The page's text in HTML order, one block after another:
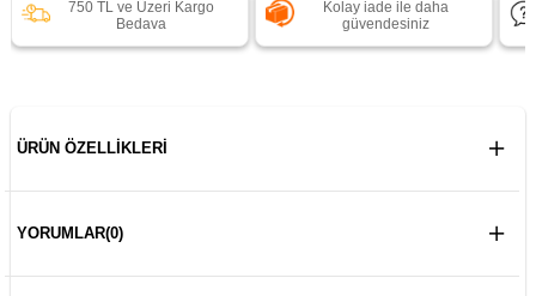
750 TL ve Üzeri Kargo
Bedava
Kolay iade ile daha
güvendesiniz
ÜRÜN ÖZELLIKLERI
YORUMLAR(0)